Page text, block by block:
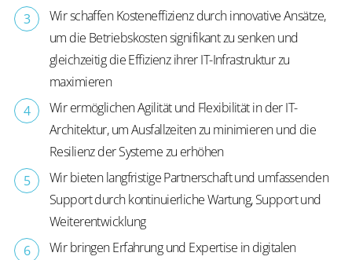
Wir schaffen Kosteneffizienz durch innovative Ansätze,
um die Betriebskosten signifikant zu senken und
gleichzeitig die Effizienz ihrer IT-Infrastruktur zu
maximieren
Wir ermöglichen Agilität und Flexibilität in der IT-
Architektur, um Ausfallzeiten zu minimieren und die
Resilienz der Systeme zu erhöhen
Wir bieten langfristige Partnerschaft und umfassenden
Support durch kontinuierliche Wartung, Support und
Weiterentwicklung
Wir bringen Erfahrung und Expertise in digitalen